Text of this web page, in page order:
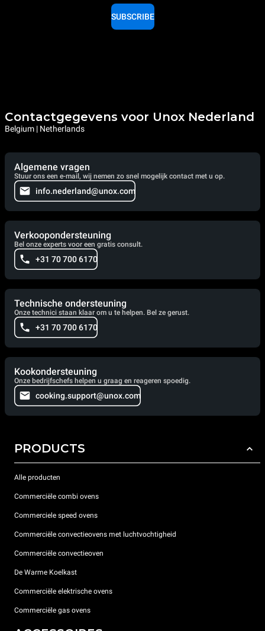
SUBSCRIBE
Contactgegevens voor Unox Nederland
Belgium | Netherlands
Algemene vragen
Stuur ons een e-mail, wij nemen zo snel mogelijk contact met u op.
info.nederland@unox.com
Verkoopondersteuning
Bel onze experts voor een gratis consult.
+31 70 700 6170
Technische ondersteuning
Onze technici staan klaar om u te helpen. Bel ze gerust.
+31 70 700 6170
Kookondersteuning
Onze bedrijfschefs helpen u graag en reageren spoedig.
cooking.support@unox.com
PRODUCTS
Alle producten
Commerciële combi ovens
Commerciele speed ovens
Commerciële convectieovens met luchtvochtigheid
Commerciële convectieoven
De Warme Koelkast
Commerciële elektrische ovens
Commerciële gas ovens